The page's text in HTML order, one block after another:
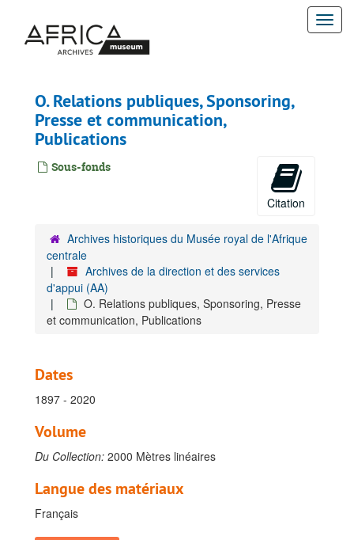
contenu
O. Relations publiques, Sponsoring,
Presse et communication,
Publications
Sous-fonds
Citation
Archives historiques du Musée royal de l'Afrique
centrale
Archives de la direction et des services
d'appui (AA)
O. Relations publiques, Sponsoring, Presse
et communication, Publications
Dates
1897 - 2020
Volume
Du Collection: 2000 Mètres linéaires
Langue des matériaux
Français